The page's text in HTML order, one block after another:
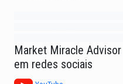
Market Miracle Advisor
em redes sociais